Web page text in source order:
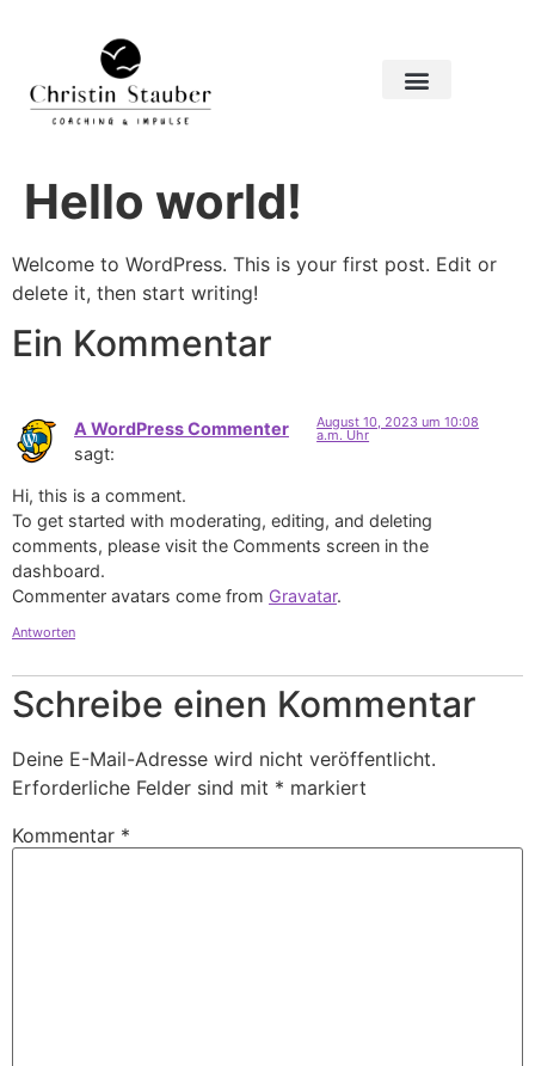
Hello world!
Welcome to WordPress. This is your first post. Edit or
delete it, then start writing!
Ein Kommentar
A WordPress Commenter
sagt:
August 10, 2023 um 10:08
a.m. Uhr
Hi, this is a comment.
To get started with moderating, editing, and deleting
comments, please visit the Comments screen in the
dashboard.
Commenter avatars come from Gravatar.
Antworten
Schreibe einen Kommentar
Deine E-Mail-Adresse wird nicht veröffentlicht.
Erforderliche Felder sind mit * markiert
Kommentar *